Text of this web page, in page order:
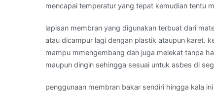
mencapai temperatur yang tepat kemudian tentu
lapisan membran yang digunakan terbuat dari
atau dicampur lagi dengan plastik ataupun karet.
mampu mmengembang dan juga melekat tanpa
maupun dingin sehingga sesuai untuk asbes di
penggunaan membran bakar sendiri hingga kala